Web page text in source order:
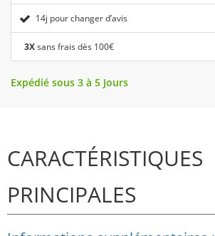
14j pour changer d’avis
3Xsans frais dès 100€
Expédié sous 3 à 5 Jours
CARACTÉRISTIQUES
PRINCIPALES